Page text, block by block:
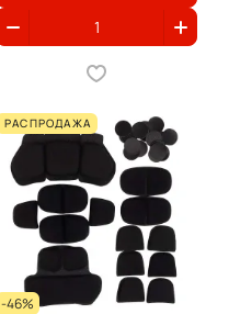
РАСПРОДАЖА
-46%